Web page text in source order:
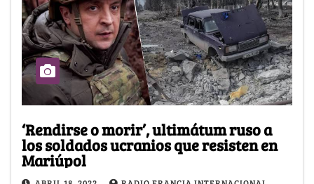
‘Rendirse o morir’, ultimátum ruso a
los soldados ucranios que resisten en
Mariúpol